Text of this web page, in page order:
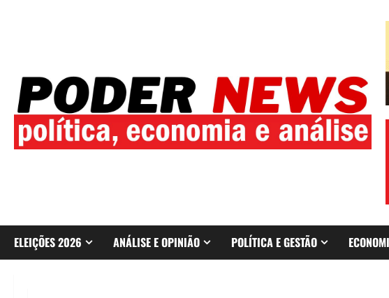
ELEIÇÕES 2026 ANÁLISE E OPINIÃO POLÍTICA E GESTÃO